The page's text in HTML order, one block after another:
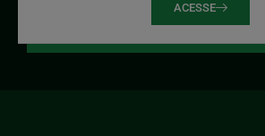
ACESSE